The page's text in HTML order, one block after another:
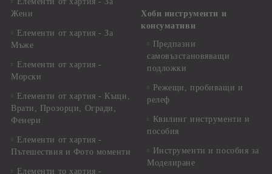
Жени
Елементи от хартия - За
Мъже
Елементи от хартия -
Морски
Елементи от хартия - Къщи,
Врати, Прозорци, Огради,
Фенери
Елементи от хартия -
Пътешествия и Фото моменти
Елементи то хартия -
Хоби инструменти и
консумативи
Предпазни
самовъзстановяващи
подложки
Режещи, пробиващи и
релеф
Квилинг инструменти и
пособия
Инструменти и пособия за
Моделиране